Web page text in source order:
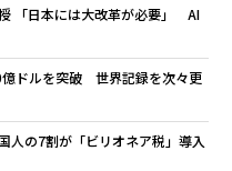
「日本には大改革が必要」 AI
ドルを突破 世界記録を次々更
の7割が「ビリオネア税」導入